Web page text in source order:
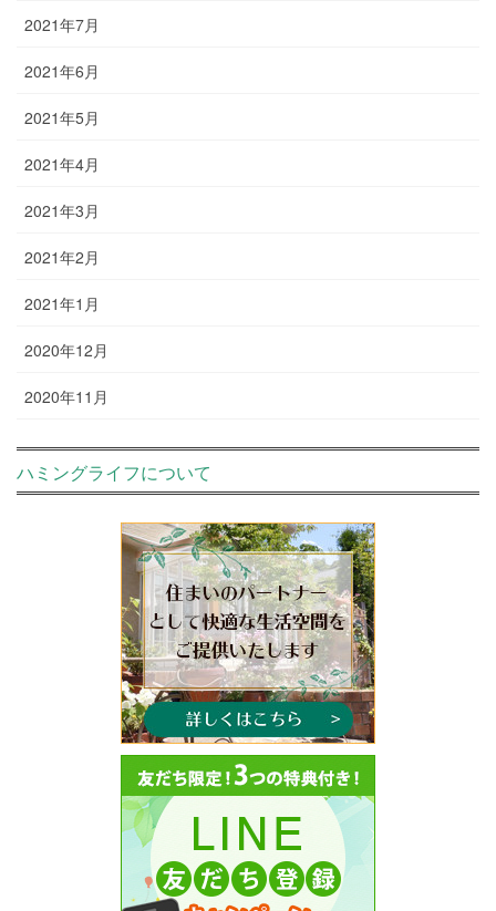
2021年7月
2021年6月
2021年5月
2021年4月
2021年3月
2021年2月
2021年1月
2020年12月
2020年11月
ハミングライフについて